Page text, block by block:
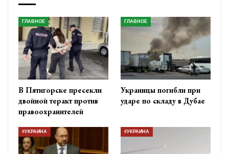
ГЛАВНОЕ
В Пятигорске пресекли
двойной теракт против
правоохранителей
ГЛАВНОЕ
Украинцы погибли при
ударе по складу в Дубае
#УКРАИНА #УКРАИНА